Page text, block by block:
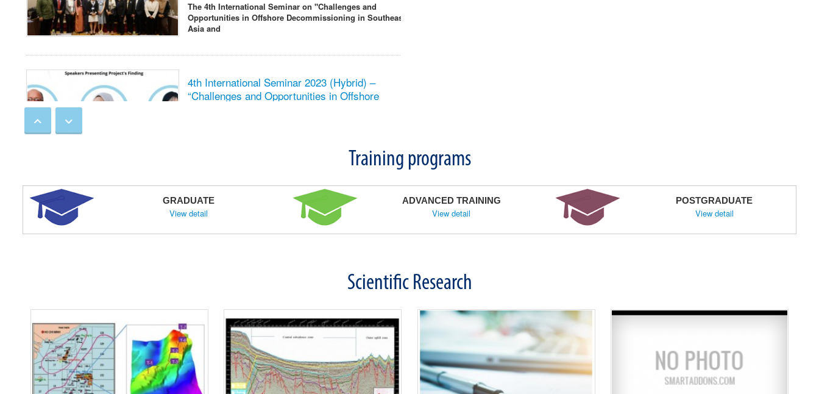
The 4th International Seminar on "Challenges and
Opportunities in Offshore Decommissioning in Southeast
Asia and
4th International Seminar 2023 (Hybrid) –
“Challenges and Opportunities in Offshore
Petrovietnam University signed a cooperation
agreement with Zarubezhneft EP Vietnam and
Petrovietnam University (PVU) signed a
cooperation agreement with the University of
Tulsa (TU) - USA
On October 7, 2023, in Ba Ria City, Petrovietnam
University (PVU) signed a cooperation agreement with
the University of
Training programs
GRADUATE
View detail
ADVANCED TRAINING
View detail
POSTGRADUATE
View detail
Scientific Research